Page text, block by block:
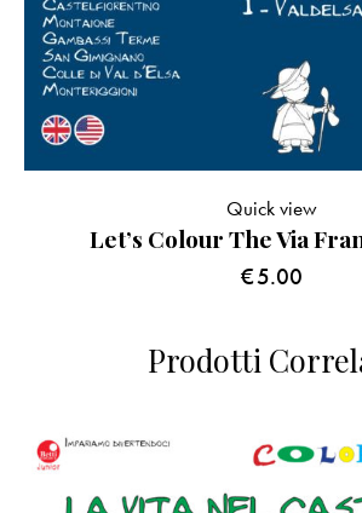
Let’s Colour The Via
€5.00
Quick view
Prodotti